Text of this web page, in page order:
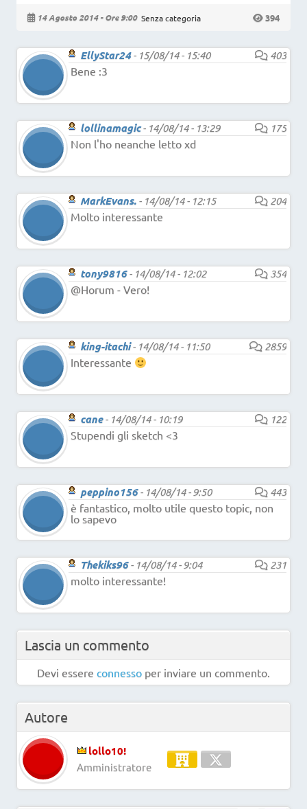
14 Agosto 2014 - Ore 9:00 Senza categoria 394
EllyStar24- 15/08/14 - 15:40
403
Bene :3
lollinamagic- 14/08/14 - 13:29
175
Non l'ho neanche letto xd
MarkEvans. - 14/08/14 - 12:15
204
Molto interessante
tony9816- 14/08/14 - 12:02
354
@Horum - Vero!
king-itachi- 14/08/14 - 11:50
2859
Interessante
cane- 14/08/14 - 10:19
122
Stupendi gli sketch <3
peppino156- 14/08/14 - 9:50
443
è fantastico, molto utile questo topic, non
lo sapevo
Thekiks96- 14/08/14 - 9:04
231
molto interessante!
Lascia un commento
Devi essere connesso per inviare un commento.
Autore
lollo10!
Amministratore